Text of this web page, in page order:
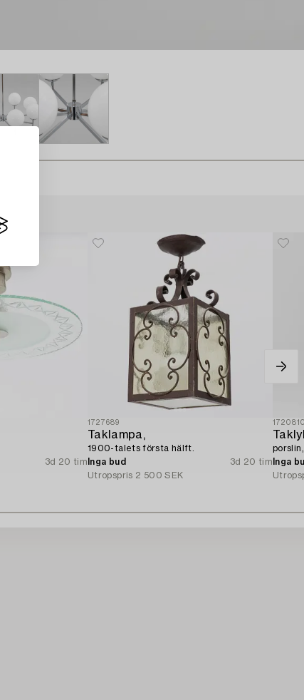
3d 20 tim
1727689
Taklampa,
1900-talets första hälft.
Inga bud
3d 20 tim
Utropspris 2 500 SEK
Inga